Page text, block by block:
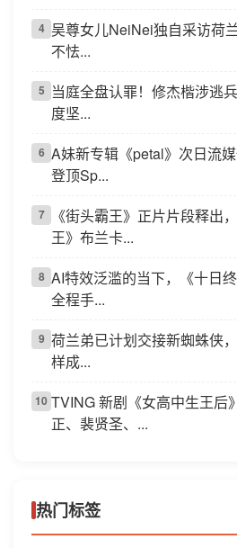
4 吴尊女儿NeiNei独自采访荷
不怯...
5 当庭全盘认罪！修杰楷涉逃
度坚...
6 A妹新专辑《petal》次日流
登顶Sp...
7
《街头霸王》正片片段释出
王》布兰卡...
8 AI特效泛滥的当下，《十日
全程手...
9 荷兰弟已计划交接新蜘蛛侠
样成...
10 TVING 新剧《女高中生王后
正、裴贤圣、...
热门标签